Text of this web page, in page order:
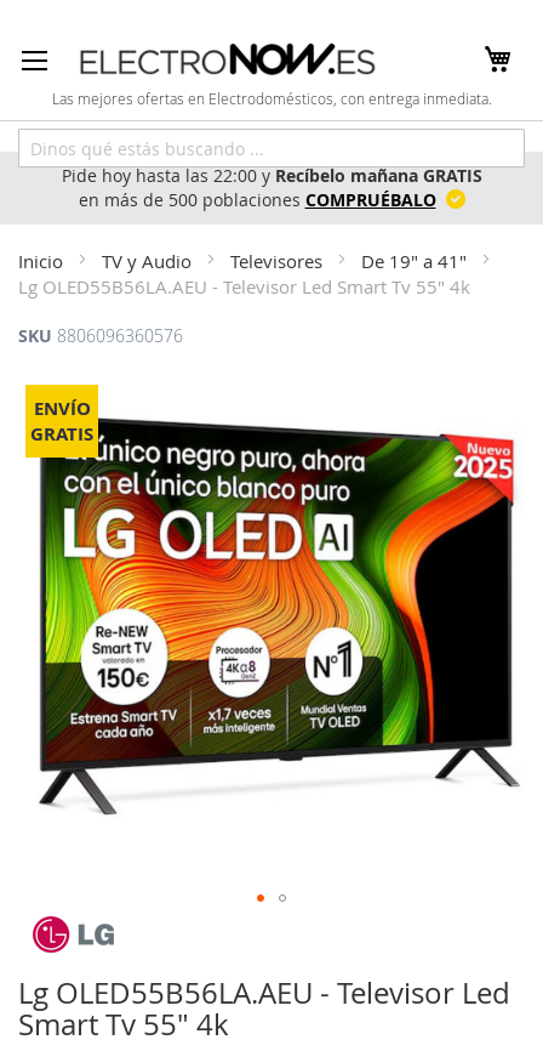
al
contenido
Las mejores ofertas en Electrodomésticos, con entrega inmediata.
Pide hoy hasta las 22:00 yRecíbelo mañana GRATIS
en más de 500 poblaciones COMPRUÉBALO
Inicio TV y Audio Televisores
De 19" a 41"
Lg OLED55B56LA.AEU - Televisor Led Smart Tv 55" 4k
Lg OLED55B56LA.AEU - Televisor Led
Smart Tv 55" 4k
ENVÍO
GRATIS
SKU 8806096360576
Saltar
final
de
galería
imágenes
Saltar
de
la